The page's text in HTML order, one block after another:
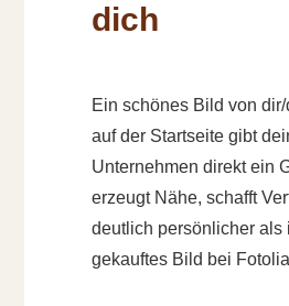
dich
Ein schönes Bild von
auf der Startseite gibt
Unternehmen direkt ein
erzeugt Nähe, schafft
deutlich persönlicher als
gekauftes Bild bei